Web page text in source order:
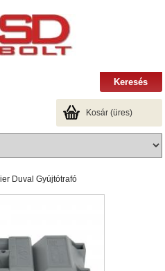
Kosár (üres)
Duval Gyújtótrafó